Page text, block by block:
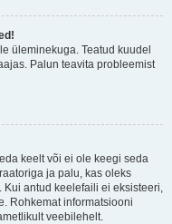
üleminekuga. Teatud kuudel
Palun teavita probleemist
keelt või ei ole keegi seda
ja palu, kas oleks
antud keelefaili ei eksisteeri,
Rohkemat informatsiooni
veebilehelt.